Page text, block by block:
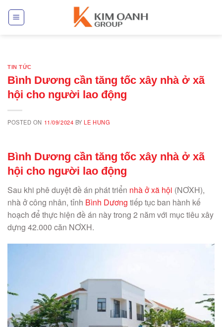
TIN TỨC
Bình Dương cần tăng tốc xây nhà ở xã
hội cho người lao động
POSTED ON 11/09/2024 BYLE HUNG
Bình Dương cần tăng tốc xây nhà ở xã
hội cho người lao động
Sau khi phê duyệt đề án phát triển nhà ở xã hội (NƠXH),
nhà ở công nhân, tỉnh Bình Dương tiếp tục ban hành kế
hoạch để thực hiện đề án này trong 2 năm với mục tiêu xây
dựng 42.000 căn NƠXH.